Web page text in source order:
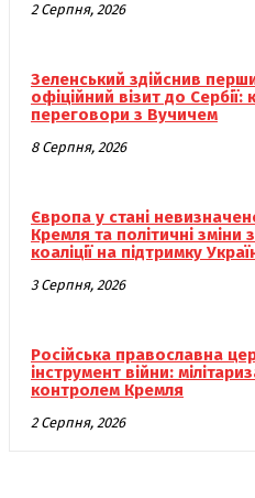
2 Серпня, 2026
Зеленський здійснив
офіційний візит до Сербії:
переговори з Вучичем
8 Серпня, 2026
Європа у стані
Кремля та політичні зміни
коаліції на підтримку
3 Серпня, 2026
Російська православна
інструмент війни:
контролем Кремля
2 Серпня, 2026